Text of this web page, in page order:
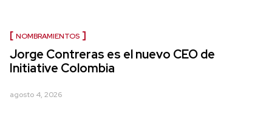
NOMBRAMIENTOS
Jorge Contreras es el nuevo CEO de
Initiative Colombia
agosto 4, 2026